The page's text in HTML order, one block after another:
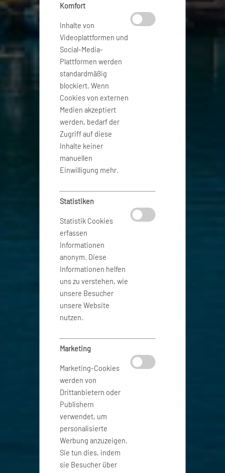
Komfort
Inhalte von
Videoplattformen und
Social-Media-
Plattformen werden
standardmäßig
blockiert. Wenn
Cookies von externen
Medien akzeptiert
werden, bedarf der
Zugriff auf diese
Inhalte keiner
manuellen
Einwilligung mehr.
Statistiken
Statistik Cookies
erfassen
Informationen
anonym. Diese
Informationen helfen
uns zu verstehen, wie
unsere Besucher
unsere Website
nutzen.
Marketing
Marketing-Cookies
werden von
Drittanbietern oder
Publishern
verwendet, um
personalisierte
Werbung anzuzeigen.
Sie tun dies, indem
sie Besucher über